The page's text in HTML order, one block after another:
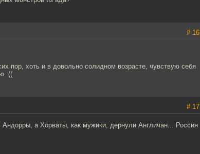
# 16
пор, хоть и в довольно солидном возрасте, чувствую себя
:((
# 17
а Хорваты, как мужики, дернули Англичан... Россия